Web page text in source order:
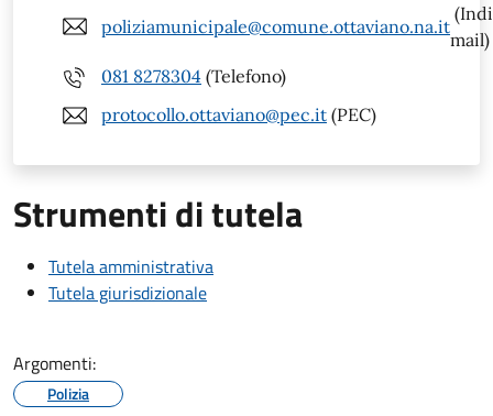
poliziamunicipale@comune.ottaviano.na.it
mail)
081 8278304 (Telefono)
protocollo.ottaviano@pec.it (PEC)
Strumenti di tutela
Tutela amministrativa
Tutela giurisdizionale
Argomenti:
Polizia